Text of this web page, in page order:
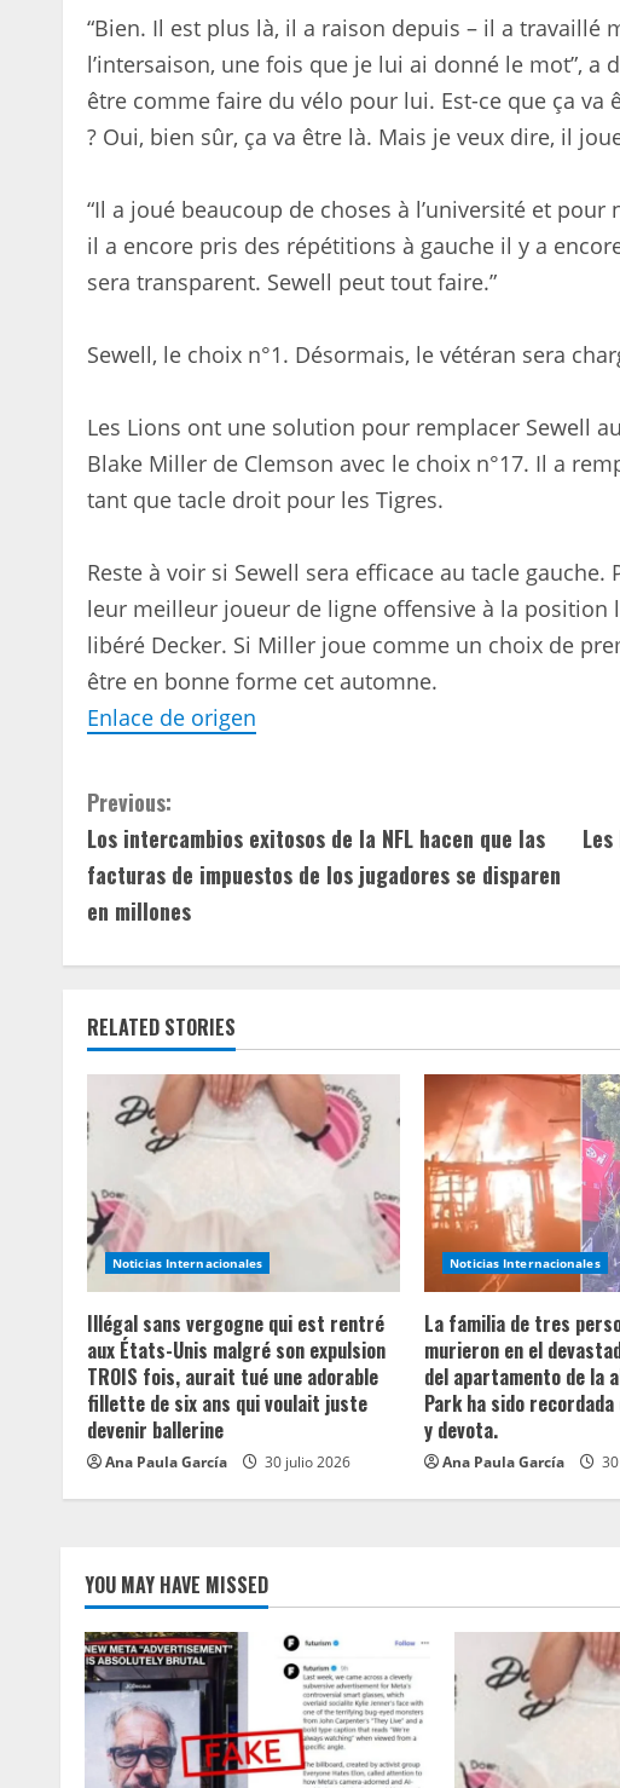
“Bien. Il est plus là, il a raison depuis – il a
l’intersaison, une fois que je lui ai donné le mot”, a
être comme faire du vélo pour lui. Est-ce que ça va
? Oui, bien sûr, ça va être là. Mais je veux dire, il
“Il a joué beaucoup de choses à l’université et
il a encore pris des répétitions à gauche il y a
sera transparent. Sewell peut tout faire.”
Sewell, le choix n°1. Désormais, le vétéran sera
Les Lions ont une solution pour remplacer Sewell
Blake Miller de Clemson avec le choix n°17. Il a
tant que tacle droit pour les Tigres.
Reste à voir si Sewell sera efficace au tacle
leur meilleur joueur de ligne offensive à la
libéré Decker. Si Miller joue comme un choix de
être en bonne forme cet automne.
Enlace de origen
C
o
n
t
i
n
u
R
e
a
d
i
n
Previous:
Los intercambios exitosos de la NFL hacen que las
facturas de impuestos de los jugadores se disparen
en millones
RELATED STORIES
Noticias Internacionales
Illégal sans vergogne qui est rentré
aux États-Unis malgré son expulsion
TROIS fois, aurait tué une adorable
fillette de six ans qui voulait juste
devenir ballerine
Ana Paula García 30 julio 2026
Noticias Internacionales
La familia de tres
murieron en el
del apartamento de la
Park ha sido recordada
y devota.
Ana Paula García
YOU MAY HAVE MISSED